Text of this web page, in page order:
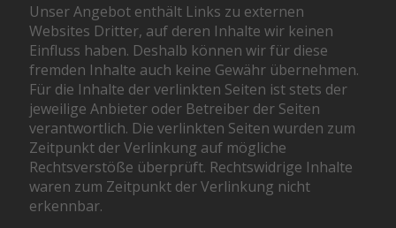
Unser Angebot enthält Links zu externen
Websites Dritter, auf deren Inhalte wir keinen
Einfluss haben. Deshalb können wir für diese
fremden Inhalte auch keine Gewähr übernehmen.
Für die Inhalte der verlinkten Seiten ist stets der
jeweilige Anbieter oder Betreiber der Seiten
verantwortlich. Die verlinkten Seiten wurden zum
Zeitpunkt der Verlinkung auf mögliche
Rechtsverstöße überprüft. Rechtswidrige Inhalte
waren zum Zeitpunkt der Verlinkung nicht
erkennbar.